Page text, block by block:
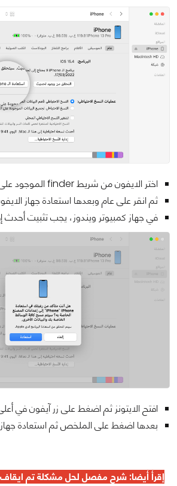
اختر الايفون من شريط finder الموجود على الجانب
ثم انقر على عام وبعدها استعادة جهاز
في جهاز كمبيوتر ويندوز، يجب تثبيت أحدث
افتح الايتونز ثم اضغط على زر آيفون في
بعدها اضغط على الملخص ثم استعادة جهاز
إقرأ أيضا: شرح مفصل لحل مشكلة تم ايقاف